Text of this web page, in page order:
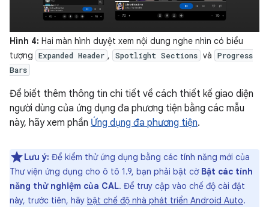
Hình 4: Hai màn hình duyệt xem nội dung nghe nhìn có biểu
tượng
Expanded Header , Spotlight Sections và
Progress
Bars
Để biết thêm thông tin chi tiết về cách thiết kế giao diện
người dùng của ứng dụng đa phương tiện bằng các mẫu
này, hãy xem phần Ứng dụng đa phương tiện.
Lưu ý: Để kiểm thử ứng dụng bằng các tính năng mới của
Thư viện ứng dụng cho ô tô 1.9, bạn phải bật cờ Bật các tính
năng thử nghiệm của CAL. Để truy cập vào chế độ cài đặt
này, trước tiên, hãy bật chế độ nhà phát triển Android Auto.